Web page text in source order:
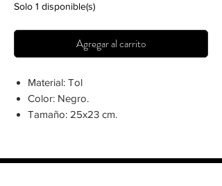
Solo 1 disponible(s)
Agregar al carrito
Material: Tol
Color: Negro.
Tamaño: 25x23 cm.